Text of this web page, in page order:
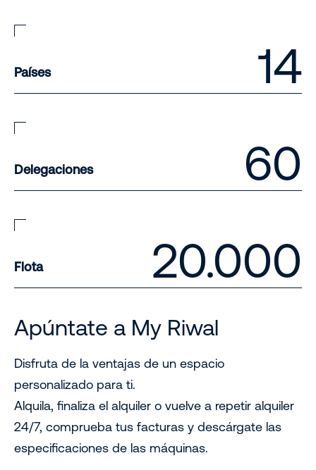
Países 14
Delegaciones 60
Flota 20.000
Apúntate a My Riwal
Disfruta de la ventajas de un espacio
personalizado para ti.
Alquila, finaliza el alquiler o vuelve a repetir alquiler
24/7, comprueba tus facturas y descárgate las
especificaciones de las máquinas.